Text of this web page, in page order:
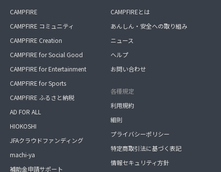
CAMPFIRE
CAMPFIRE コミュニティ
CAMPFIRE Creation
CAMPFIRE for Social Good
CAMPFIRE for Entertainment
CAMPFIRE for Sports
CAMPFIRE ふるさと納税
AD FOR ALL
HIOKOSHI
JFAクラウドファンディング
machi-ya
補助金申請サポート
CAMPFIREとは
あんしん・安全への取り組み
ニュース
ヘルプ
お問い合わせ
各種規定
利用規約
細則
プライバシーポリシー
特定商取引法に基づく表記
情報セキュリティ方針